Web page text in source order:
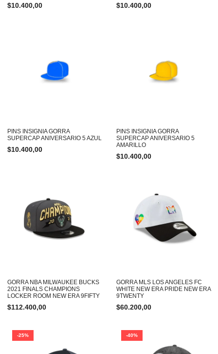
$10.400,00 $10.400,00
PINS INSIGNIA GORRA
SUPERCAP ANIVERSARIO 5 AZUL
$10.400,00
PINS INSIGNIA GORRA
SUPERCAP ANIVERSARIO 5
AMARILLO
$10.400,00
GORRA NBA MILWAUKEE BUCKS
2021 FINALS CHAMPIONS
LOCKER ROOM NEW ERA 9FIFTY
$112.400,00
GORRA MLS LOS ANGELES FC
WHITE NEW ERA PRIDE NEW ERA
9TWENTY
$60.200,00
-25% -40%